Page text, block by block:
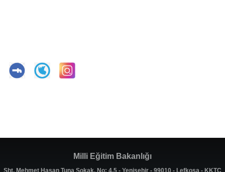
Milli Eğitim Bakanlığı
Şht. Mehmet Hasan Tuna Sokak, No: 4,5 - Yenişehir - 99010 - Lefkoşa - KKTC